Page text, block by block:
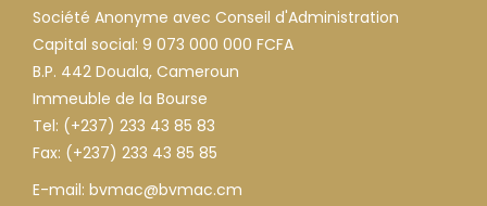
Société Anonyme avec Conseil d'Administration
Capital social: 9 073 000 000 FCFA
B.P. 442 Douala, Cameroun
Immeuble de la Bourse
Tel: (+237) 233 43 85 83
Fax: (+237) 233 43 85 85
E-mail: bvmac@bvmac.cm